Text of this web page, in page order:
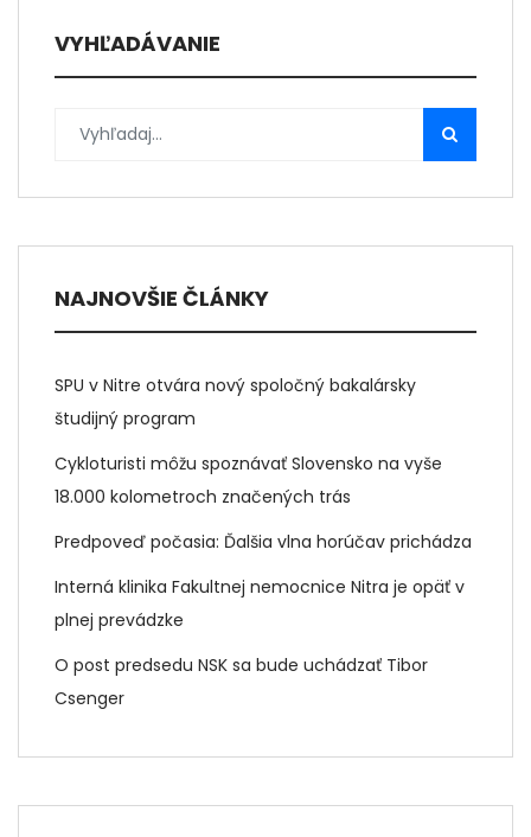
VYHĽADÁVANIE
NAJNOVŠIE ČLÁNKY
SPU v Nitre otvára nový spoločný bakalársky
študijný program
Cykloturisti môžu spoznávať Slovensko na vyše
18.000 kolometroch značených trás
Predpoveď počasia: Ďalšia vlna horúčav prichádza
Interná klinika Fakultnej nemocnice Nitra je opäť v
plnej prevádzke
O post predsedu NSK sa bude uchádzať Tibor
Csenger